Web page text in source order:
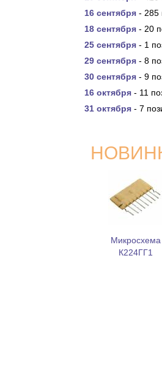
16 сентября - 285
18 сентября - 20
25 сентября - 1
29 сентября - 8
30 сентября - 9
16 октября - 11
31 октября - 7
Микросхема
К224ГГ1